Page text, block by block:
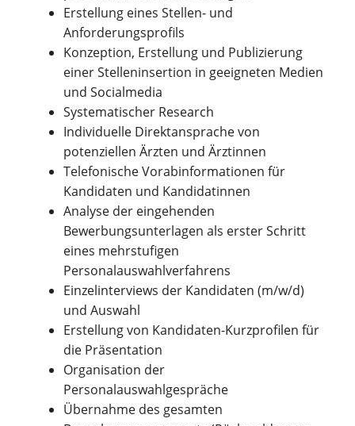
Erstellung eines Stellen- und
Anforderungsprofils
Konzeption, Erstellung und Publizierung
einer Stelleninsertion in geeigneten Medien
und Socialmedia
Systematischer Research
Individuelle Direktansprache von
potenziellen Ärzten und Ärztinnen
Telefonische Vorabinformationen für
Kandidaten und Kandidatinnen
Analyse der eingehenden
Bewerbungsunterlagen als erster Schritt
eines mehrstufigen
Personalauswahlverfahrens
Einzelinterviews der Kandidaten (m/w/d)
und Auswahl
Erstellung von Kandidaten-Kurzprofilen für
die Präsentation
Organisation der
Personalauswahlgespräche
Übernahme des gesamten